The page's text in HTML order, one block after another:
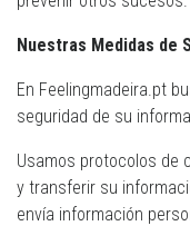
Nuestras Medidas de
En Feelingmadeira.pt
seguridad de su
Usamos protocolos de
y transferir su
envía información